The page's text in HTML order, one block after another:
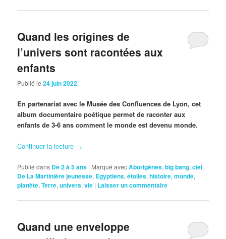
Quand les origines de
l’univers sont racontées aux
enfants
Publié le24 juin 2022
En partenariat avec le Musée des Confluences de Lyon, cet
album documentaire poétique permet de raconter aux
enfants de 3-6 ans comment le monde est devenu monde.
Continuer la lecture →
Publié dans De 2 à 5 ans | Marqué avecAborigènes,big bang,ciel,
De La Martinière jeunesse, Egyptiens,étoiles,histoire,monde,
planète,Terre,univers,vie | Laisser un commentaire
Quand une enveloppe